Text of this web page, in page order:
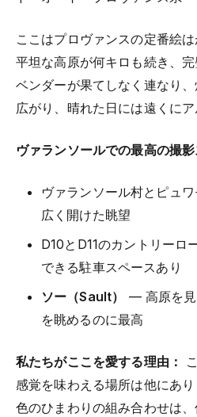
ここはプロヴァンスの定番絵
平坦な高原が何キロも続き、
ベンダーが果てしなく連なり
広がり、晴れた日には遠くにア
ヴァランソールでの最高の撮影
ヴァランソール村とピュ
広く開けた眺望
D10とD11のカントリー
できる駐車スペースあり
ソー（Sault）
— 高原を見
を眺めるのに最高
私たちがここを愛する理由：
感覚を味わえる場所は他にあ
色のひまわりの組み合わせは